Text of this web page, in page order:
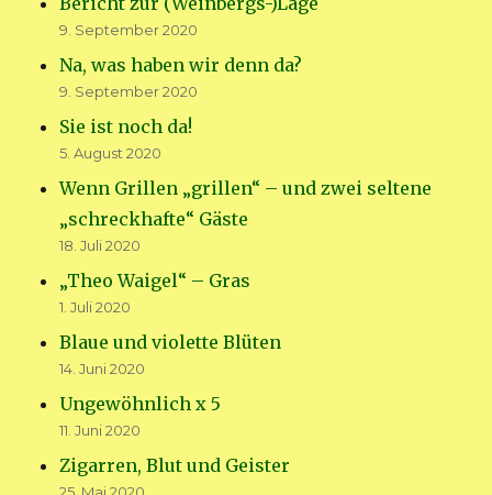
9. September 2020
Na, was haben wir denn da?
9. September 2020
Sie ist noch da!
5. August 2020
Wenn Grillen „grillen“ – und zwei seltene
„schreckhafte“ Gäste
18. Juli 2020
„Theo Waigel“ – Gras
1. Juli 2020
Blaue und violette Blüten
14. Juni 2020
Ungewöhnlich x 5
11. Juni 2020
Zigarren, Blut und Geister